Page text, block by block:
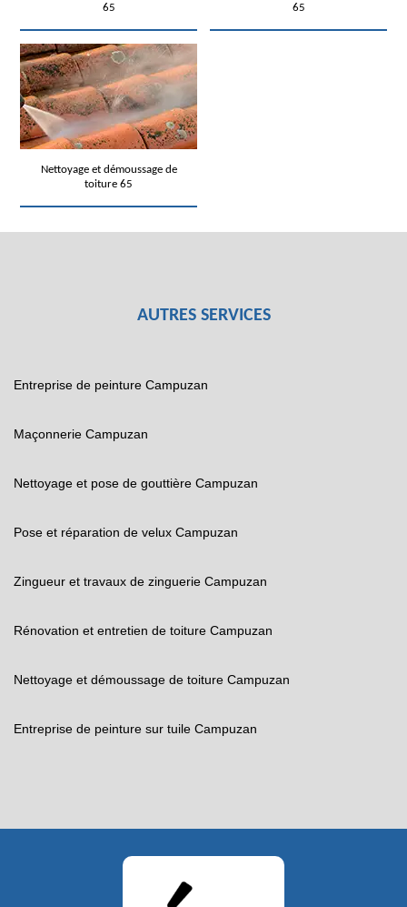
65
65
Nettoyage et démoussage de
toiture 65
AUTRES SERVICES
Entreprise de peinture Campuzan
Maçonnerie Campuzan
Nettoyage et pose de gouttière Campuzan
Pose et réparation de velux Campuzan
Zingueur et travaux de zinguerie Campuzan
Rénovation et entretien de toiture Campuzan
Nettoyage et démoussage de toiture Campuzan
Entreprise de peinture sur tuile Campuzan